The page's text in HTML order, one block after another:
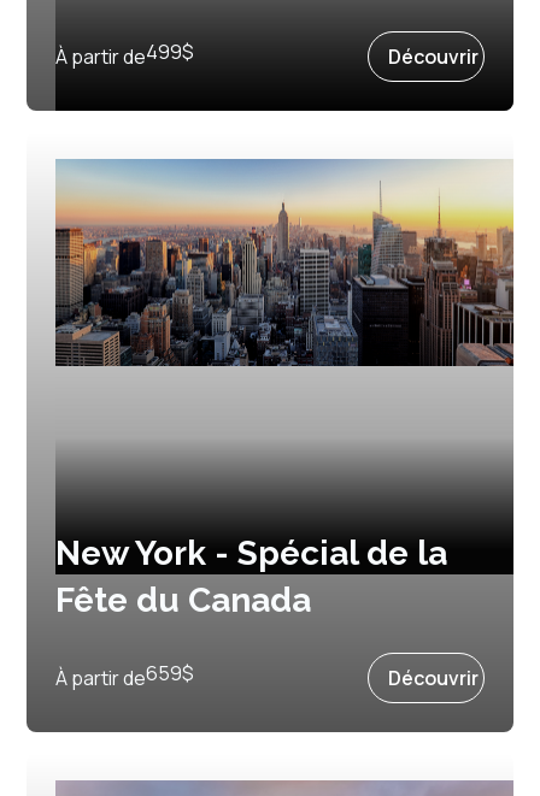
25 juin 2027
À partir de499$ Découvrir
New York - Spécial de la
Fête du Canada
1 juillet 2027
À partir de659$ Découvrir